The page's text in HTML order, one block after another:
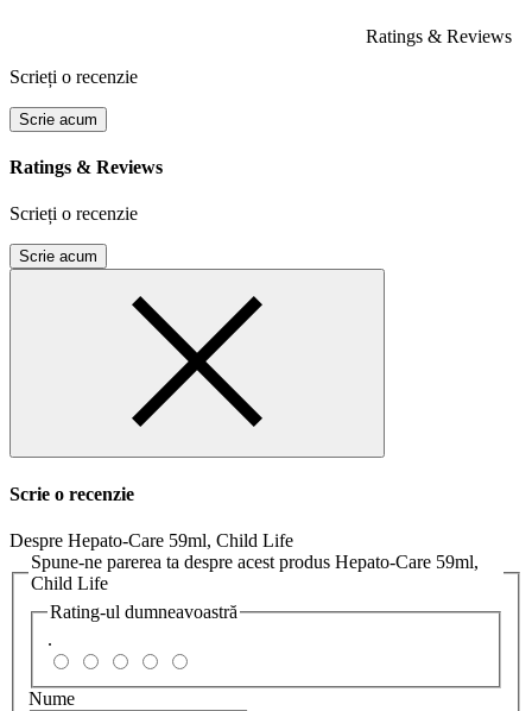
Ratings & Reviews
Scrieți o recenzie
Scrie acum
Ratings & Reviews
Scrieți o recenzie
Scrie acum
Scrie o recenzie
Despre Hepato-Care 59ml, Child Life
Spune-ne parerea ta despre acest produs Hepato-Care 59ml,
Child Life
Rating-ul dumneavoastră
.
Nume